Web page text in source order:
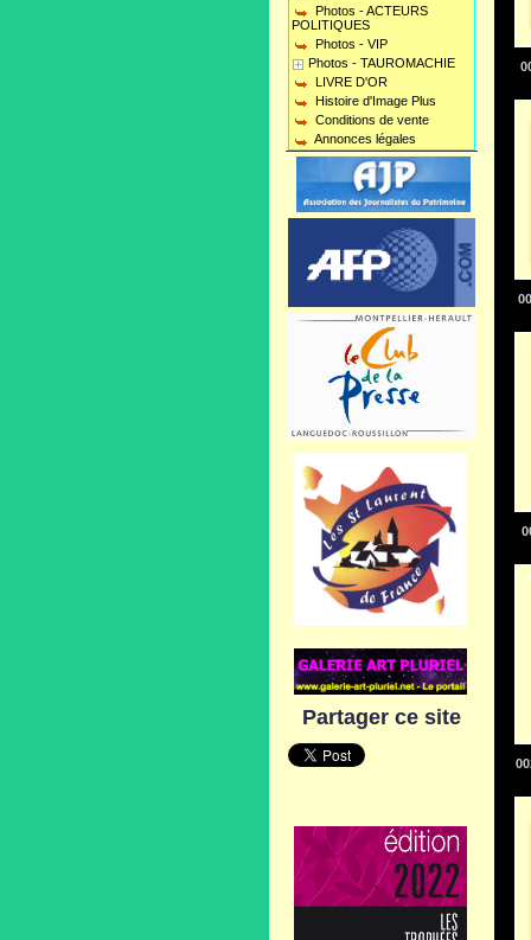
Photos - ACTEURS
POLITIQUES
Photos - VIP
Photos - TAUROMACHIE
LIVRE D'OR
Histoire d'Image Plus
Conditions de vente
Annonces légales
Partager ce site